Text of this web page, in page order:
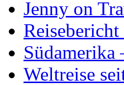
Jenny on
Südamerika
Weltreise